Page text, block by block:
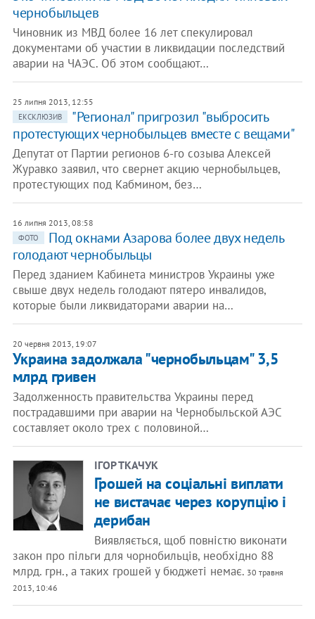
чернобыльцев
Чиновник из МВД более 16 лет спекулировал
документами об участии в ликвидации последствий
аварии на ЧАЭС. Об этом сообщают…
25 липня 2013, 12:55
ЕКСКЛЮЗИВ
"Регионал" пригрозил "выбросить
протестующих чернобыльцев вместе с вещами"
Депутат от Партии регионов 6-го созыва Алексей
Журавко заявил, что свернет акцию чернобыльцев,
протестующих под Кабмином, без…
16 липня 2013, 08:58
ФОТО
Под окнами Азарова более двух недель
голодают чернобыльцы
Перед зданием Кабинета министров Украины уже
свыше двух недель голодают пятеро инвалидов,
которые были ликвидаторами аварии на…
20 червня 2013, 19:07
Украина задолжала "чернобыльцам" 3,5
млрд гривен
Задолженность правительства Украины перед
пострадавшими при аварии на Чернобыльской АЭС
составляет около трех с половиной…
ІГОР ТКАЧУК
Грошей на соціальні виплати
не вистачає через корупцію і
дерибан
Виявляється, щоб повністю виконати
закон про пільги для чорнобильців, необхідно 88
млрд. грн., а таких грошей у бюджеті немає. 30 травня
2013, 10:46